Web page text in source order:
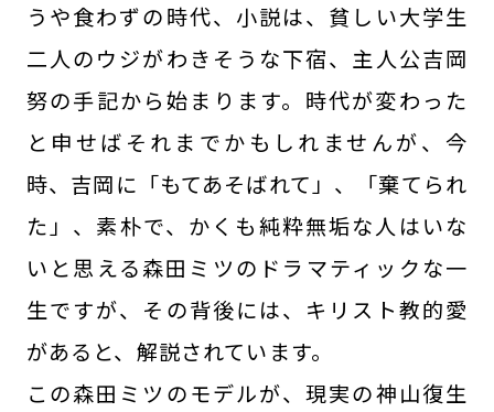
うや食わずの時代、小説は、貧しい大学生
二人のウジがわきそうな下宿、主人公吉岡
努の手記から始まります。時代が変わった
と申せばそれまでかもしれませんが、今
時、吉岡に「もてあそばれて」、「棄てられ
た」、素朴で、かくも純粋無垢な人はいな
いと思える森田ミツのドラマティックな一
生ですが、その背後には、キリスト教的愛
があると、解説されています。
この森田ミツのモデルが、現実の神山復生